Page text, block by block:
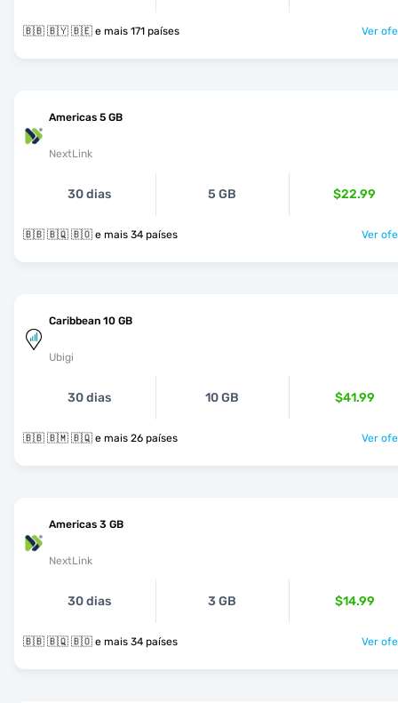
🇧🇧 🇧🇾 🇧🇪 e mais 171 países Ver
Americas 5 GB
NextLink
30 dias 5 GB $22.99
🇧🇧 🇧🇶 🇧🇴 e mais 34 países Ver
Caribbean 10 GB
Ubigi
30 dias 10 GB $41.99
🇧🇧 🇧🇲 🇧🇶 e mais 26 países Ver
Americas 3 GB
NextLink
30 dias 3 GB $14.99
🇧🇧 🇧🇶 🇧🇴 e mais 34 países Ver